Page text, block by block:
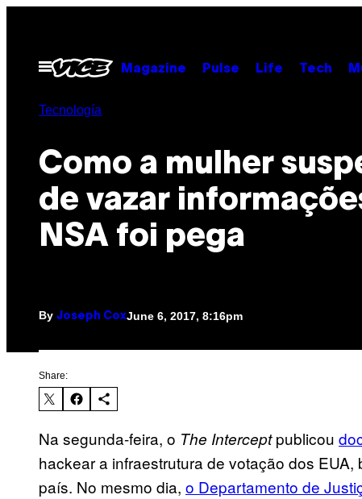
contentOpen
Menu
Magazine Pulse Life Tech
Tecnología
Como a mulher
de vazar
NSA foi pega
By Joseph CoxJune 6, 2017, 8:16pm
Share:
Na segunda-feira, o The Interceptpublicou
hackear a infraestrutura de votação dos
país. No mesmo dia, o Departamento de